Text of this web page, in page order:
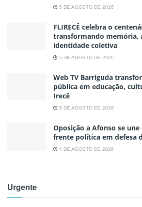
5 DE AGOSTO DE 2026
FLIRECÊ celebra o
transformando memória,
identidade coletiva
5 DE AGOSTO DE 2026
Web TV Barriguda
pública em educação,
Irecê
5 DE AGOSTO DE 2026
Oposição a Afonso se
frente política em defesa
4 DE AGOSTO DE 2026
Urgente